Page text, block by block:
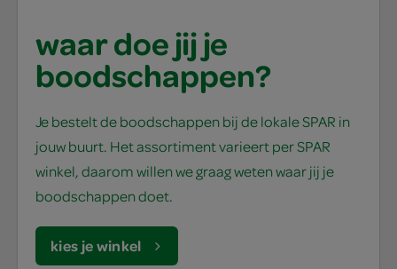
waar doe jij je
boodschappen?
Je bestelt de boodschappen bij de lokale SPAR in
jouw buurt. Het assortiment varieert per SPAR
winkel, daarom willen we graag weten waar jij je
boodschappen doet.
kies je winkel